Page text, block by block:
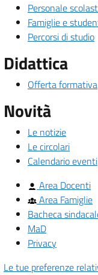
Personale
Famiglie e
Percorsi di studio
Didattica
Offerta formativa
Novità
Le notizie
Le circolari
Calendario eventi
Area Docenti
Area Famiglie
Bacheca
MaD
Privacy
Le tue preferenze